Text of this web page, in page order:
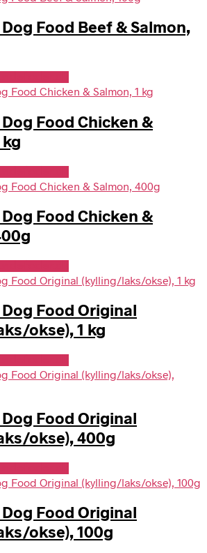
Food Beef & Salmon,
Food Chicken &
kg
Food Chicken &
Food Original
okse), 1 kg
Food Original
okse), 400g
Food Original
okse), 100g